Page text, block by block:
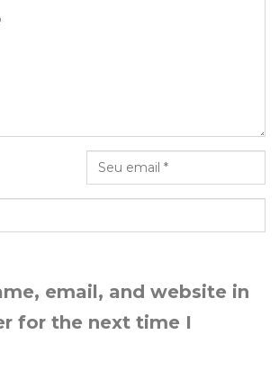
email, and website in
for the next time I